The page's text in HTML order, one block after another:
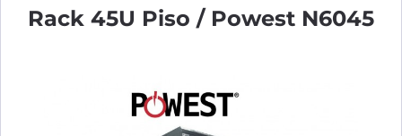
Rack 45U Piso / Powest N6045